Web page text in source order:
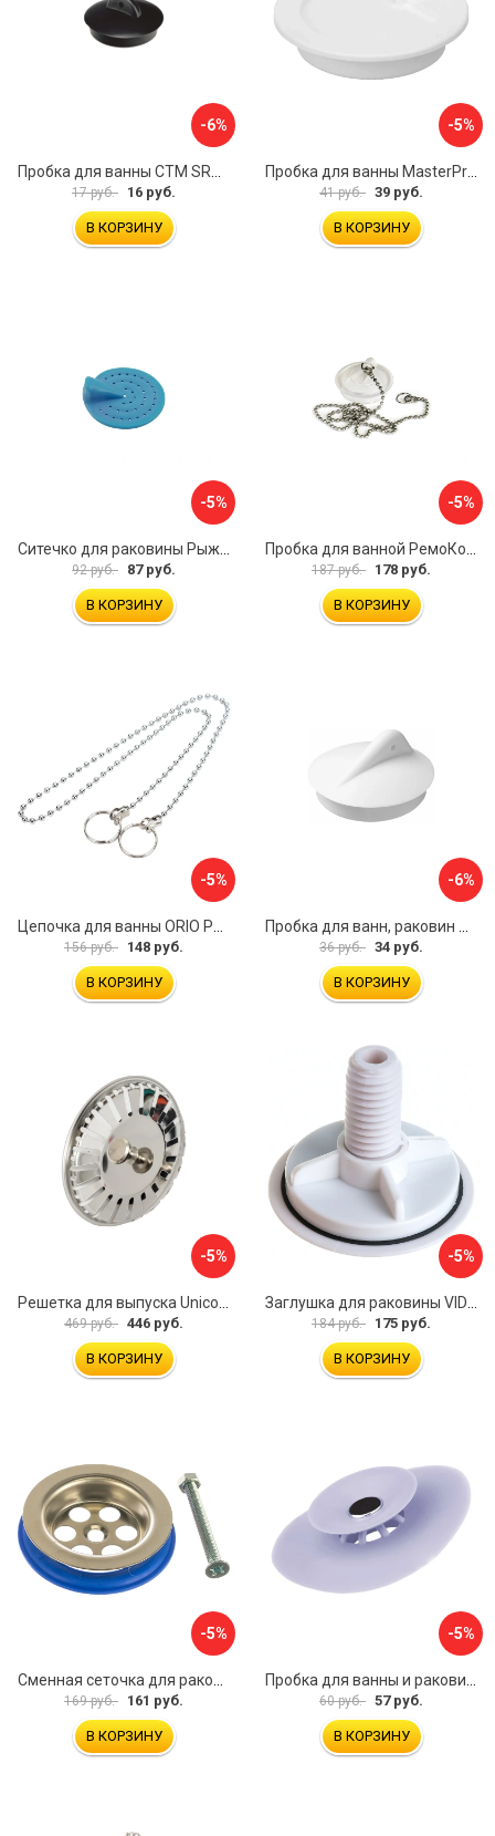
-6%
17 руб. 16 руб.
В КОРЗИНУ
-5%
41 руб. 39 руб.
В КОРЗИНУ
-5%
92 руб. 87 руб.
В КОРЗИНУ
-5%
187 руб. 178 руб.
В КОРЗИНУ
-5%
156 руб. 148 руб.
В КОРЗИНУ
-6%
36 руб. 34 руб.
В КОРЗИНУ
-5%
Решетка для выпуска Unicorn E100
469 руб. 446 руб.
В КОРЗИНУ
-5%
Заглушка для раковины VIDAGE 0916004
184 руб. 175 руб.
В КОРЗИНУ
-5%
169 руб. 161 руб.
В КОРЗИНУ
-5%
60 руб. 57 руб.
В КОРЗИНУ